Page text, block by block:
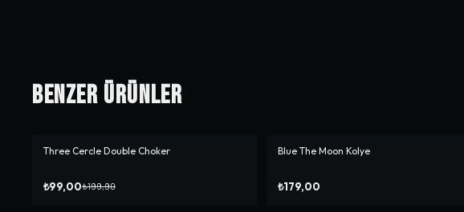
Benzer Ürünler
-%50
Three Cercle Double Choker
₺99,00₺199,90
Blue The Moon Kolye
₺179,00